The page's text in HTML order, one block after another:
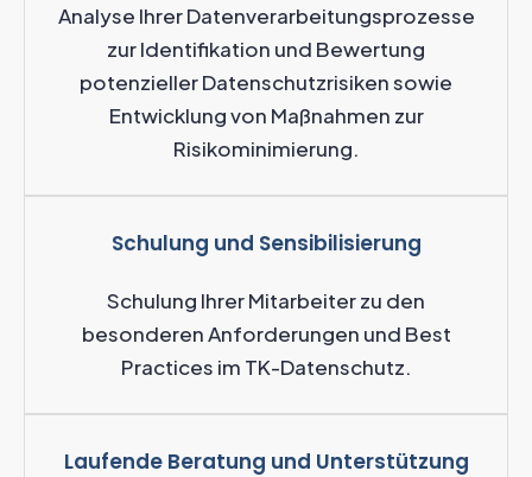
Analyse Ihrer Datenverarbeitungsprozesse
zur Identifikation und Bewertung
potenzieller Datenschutzrisiken sowie
Entwicklung von Maßnahmen zur
Risikominimierung.
Schulung und Sensibilisierung
Schulung Ihrer Mitarbeiter zu den
besonderen Anforderungen und Best
Practices im TK-Datenschutz.
Laufende Beratung und Unterstützung